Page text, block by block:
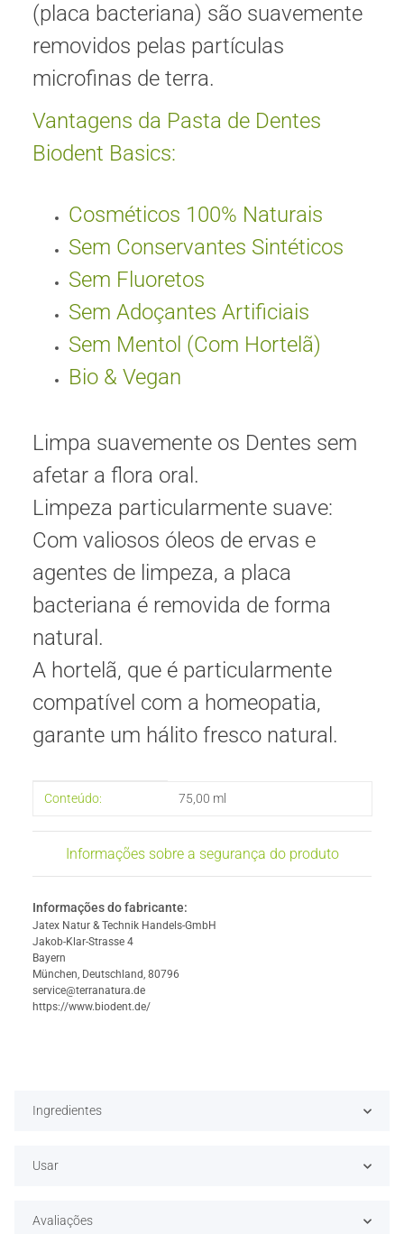
(placa bacteriana) são suavemente
removidos pelas partículas
microfinas de terra.
Vantagens da Pasta de Dentes
Biodent Basics:
Cosméticos 100% Naturais
Sem Conservantes Sintéticos
Sem Fluoretos
Sem Adoçantes Artificiais
Sem Mentol (Com Hortelã)
Bio & Vegan
Limpa suavemente os Dentes sem
afetar a flora oral.
Limpeza particularmente suave:
Com valiosos óleos de ervas e
agentes de limpeza, a placa
bacteriana é removida de forma
natural.
A hortelã, que é particularmente
compatível com a homeopatia,
garante um hálito fresco natural.
#productDetails.itemInformation#
#productDetails.itemValue#
Conteúdo: 75,00 ml
Informações sobre a segurança do produto
Informações do fabricante:
Jatex Natur & Technik Handels-GmbH
Jakob-Klar-Strasse 4
Bayern
München, Deutschland, 80796
service@terranatura.de
https://www.biodent.de/
Ingredientes
Usar
Avaliações